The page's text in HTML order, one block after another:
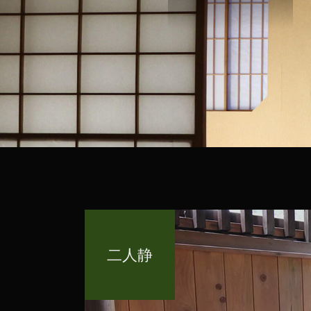
二人静
二人静
二人静